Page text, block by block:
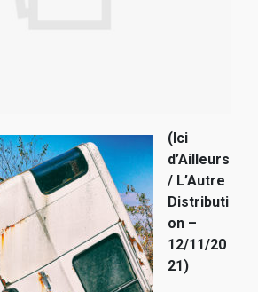
(Ici
d’Ailleurs
/ L’Autre
Distributi
on –
12/11/20
21)